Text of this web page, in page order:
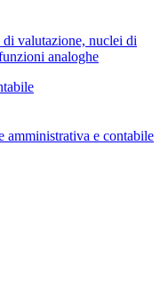
valutazione, nuclei di
analoghe
amministrativa e contabile